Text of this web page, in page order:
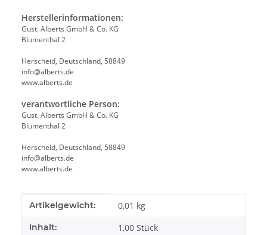
Herstellerinformationen:
Gust. Alberts GmbH & Co. KG
Blumenthal 2
Herscheid, Deutschland, 58849
info@alberts.de
www.alberts.de
verantwortliche Person:
Gust. Alberts GmbH & Co. KG
Blumenthal 2
Herscheid, Deutschland, 58849
info@alberts.de
www.alberts.de
Produkteigenschaft
Wert
Artikelgewicht: 0,01 kg
Inhalt: 1,00 Stück